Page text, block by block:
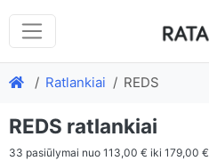
Ratlankiai REDS
REDS ratlankiai
33 pasiūlymai nuo 113,00 € iki 179,00 €